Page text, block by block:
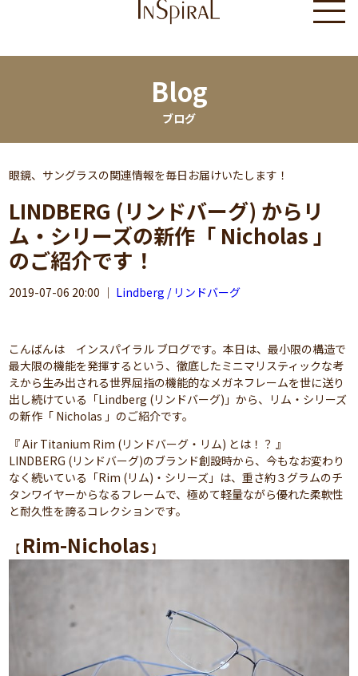
Blog
ブログ
眼鏡、サングラスの関連情報を毎日お届けいたします！
LINDBERG (リンドバーグ) からリ
ム・シリーズの新作「 Nicholas 」
のご紹介です！
2019-07-06 20:00 ｜ Lindberg / リンドバーグ
こんばんは インスパイラル ブログです。本日は、最小限の構造で
最大限の機能を発揮するという、徹底したミニマリスティックな考
えから生み出される世界屈指の機能的なメガネフレームを世に送り
出し続けている「Lindberg (リンドバーグ)」から、リム・シリーズ
の新作「 Nicholas 」のご紹介です。
『 Air Titanium Rim (リンドバーグ・リム) とは！？ 』
LINDBERG (リンドバーグ)のブランド創設時から、今もなお変わり
なく続いている「Rim (リム)・シリーズ」は、重さ約３グラムのチ
タンワイヤーからなるフレームで、極めて軽量ながら優れた柔軟性
と耐久性を誇るコレクションです。
【 Rim-Nicholas 】